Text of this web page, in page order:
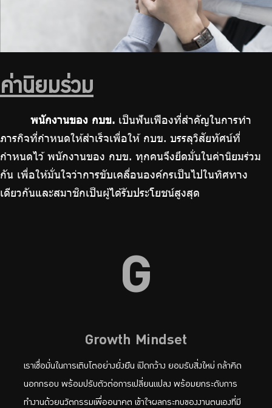
ค่านิยมร่วม
พนักงานของ กบข. เป็นฟันเฟืองที่สำคัญในการทำ
ภารกิจที่กำหนดให้สำเร็จเพื่อให้ กบข. บรรลุวิสัยทัศน์ที่
กำหนดไว้ พนักงานของ กบข. ทุกคนจึงยึดมั่นในค่านิยมร่วม
กัน เพื่อให้มั่นใจว่าการขับเคลื่อนองค์กรเป็นไปในทิศทาง
เดียวกันและสมาชิกเป็นผู้ได้รับประโยชน์สูงสุด
G
Growth Mindset
เราเชื่อมั่นในการเติบโตอย่างยั่งยืน เปิดกว้าง ยอมรับสิ่งใหม่ กล้าคิด
นอกกรอบ พร้อมปรับตัวต่อการเปลี่ยนแปลง พร้อมยกระดับการ
ทำงานด้วยนวัตกรรมเพื่ออนาคต เข้าใจผลกระทบของงานตนเองที่มี